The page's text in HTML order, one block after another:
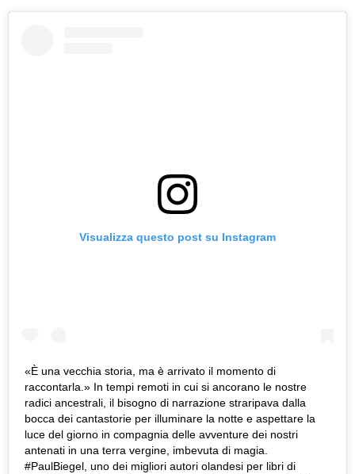
Visualizza questo post su Instagram
«È una vecchia storia, ma è arrivato il momento di
raccontarla.» In tempi remoti in cui si ancorano le nostre
radici ancestrali, il bisogno di narrazione straripava dalla
bocca dei cantastorie per illuminare la notte e aspettare la
luce del giorno in compagnia delle avventure dei nostri
antenati in una terra vergine, imbevuta di magia.
#PaulBiegel, uno dei migliori autori olandesi per libri di